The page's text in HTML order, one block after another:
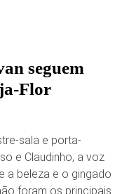
seguem
Flor
sala e porta-
e Claudinho, a voz
a beleza e o gingado
foram os principais